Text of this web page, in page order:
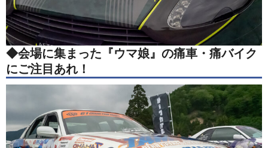
◆会場に集まった『ウマ娘』の痛車・痛バイク
にご注目あれ！